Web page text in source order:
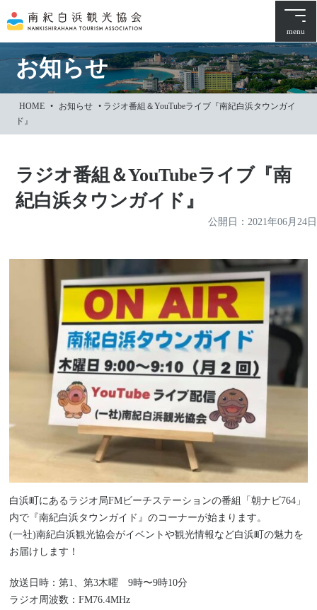
文
に
ス
ッ
menu
お知らせ
HOME • お知らせ • ラジオ番組＆YouTubeライブ『南紀白浜タウンガイ
ド』
ラジオ番組＆YouTubeライブ『南
紀白浜タウンガイド』
公開日： 2021年06月24日
白浜町にあるラジオ局FMビーチステーションの番組「朝ナビ764」
内で『南紀白浜タウンガイド』のコーナーが始まります。
(一社)南紀白浜観光協会がイベントや観光情報など白浜町の魅力を
お届けします！
放送日時：第1、第3木曜 9時〜9時10分
ラジオ周波数：FM76.4MHz